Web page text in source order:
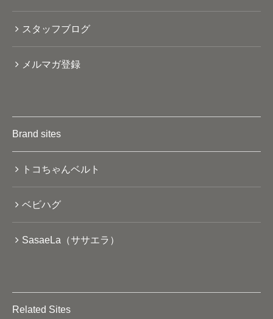
スタッフブログ
メルマガ登録
Brand sites
トコちゃんベルト
ベビハグ
SasaeLa（ササエラ）
Related Sites